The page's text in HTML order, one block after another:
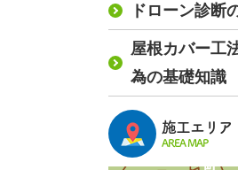
ドローン診断
屋根カバー工
為の基礎知識
施工エリア
AREA MAP